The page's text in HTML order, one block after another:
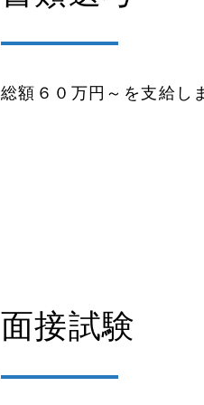
総額６０万円～を支給し
面接試験